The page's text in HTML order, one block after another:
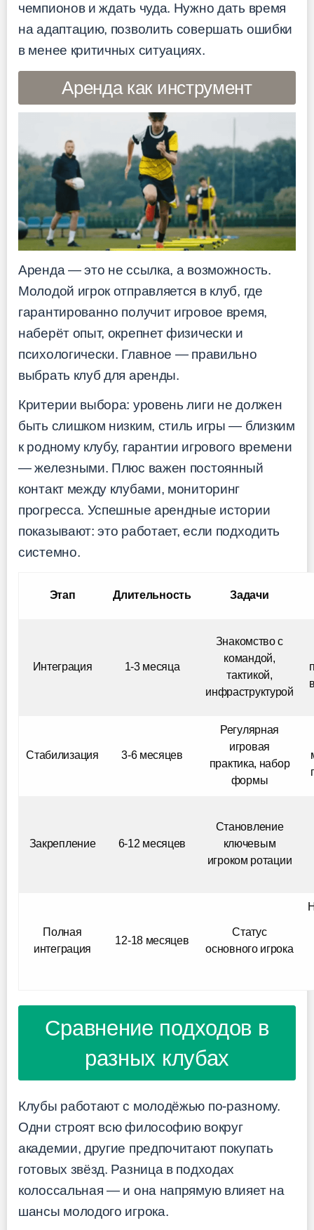
чемпионов и ждать чуда. Нужно дать время
на адаптацию, позволить совершать ошибки
в менее критичных ситуациях.
Аренда как инструмент
Аренда — это не ссылка, а возможность.
Молодой игрок отправляется в клуб, где
гарантированно получит игровое время,
наберёт опыт, окрепнет физически и
психологически. Главное — правильно
выбрать клуб для аренды.
Критерии выбора: уровень лиги не должен
быть слишком низким, стиль игры — близким
к родному клубу, гарантии игрового времени
— железными. Плюс важен постоянный
контакт между клубами, мониторинг
прогресса. Успешные арендные истории
показывают: это работает, если подходить
системно.
Этап Длительность Задачи
Интеграция 1-3 месяца
Знакомство с
командой,
тактикой,
инфраструктурой
Стабилизация 3-6 месяцев
Регулярная
игровая
практика, набор
формы
Закрепление 6-12 месяцев
Становление
ключевым
игроком ротации
Полная
интеграция
12-18 месяцев
Статус
основного игрока
Сравнение подходов в
разных клубах
Клубы работают с молодёжью по-разному.
Одни строят всю философию вокруг
академии, другие предпочитают покупать
готовых звёзд. Разница в подходах
колоссальная — и она напрямую влияет на
шансы молодого игрока.